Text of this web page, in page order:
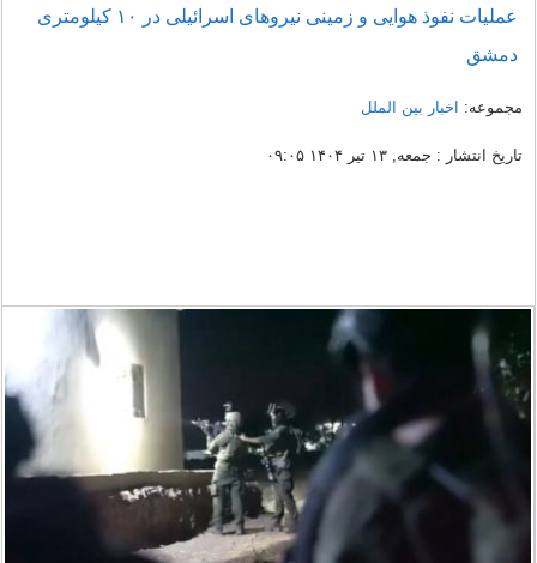
عملیات نفوذ هوایی و زمینی نیروهای اسرائیلی در ۱۰ کیلومتری
دمشق
مجموعه: اخبار بین الملل
تاریخ انتشار : جمعه, ۱۳ تیر ۱۴۰۴ ۰۹:۰۵